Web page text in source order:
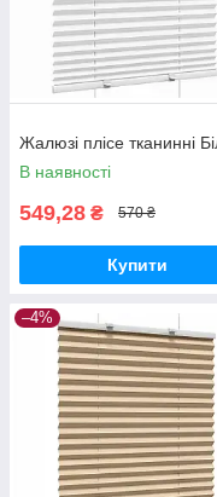
Жалюзі плісе тканинні
В наявності
549,28 ₴ 570 ₴
Купити
–4%